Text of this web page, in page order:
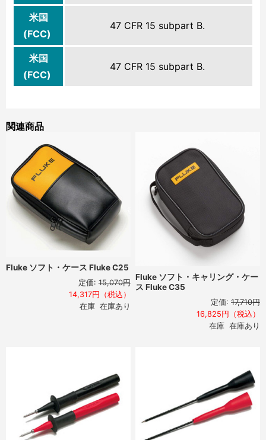
米国
(FCC)
47 CFR 15 subpart B.
米国
(FCC)
47 CFR 15 subpart B.
関連商品
Fluke ソフト・ケース Fluke C25
定価: 15,070円
14,317円（税込）
在庫 在庫あり
Fluke ソフト・キャリング・ケー
ス Fluke C35
定価: 17,710円
16,825円（税込）
在庫 在庫あり